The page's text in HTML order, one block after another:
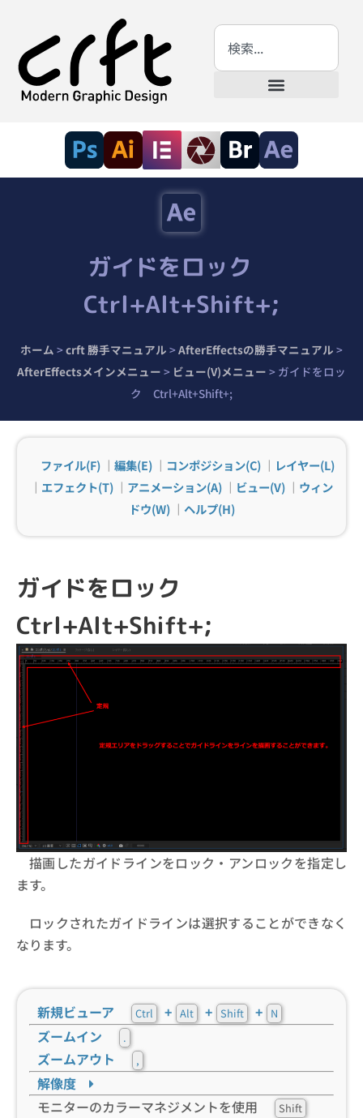
ガイドをロック
Ctrl+Alt+Shift+;
ホーム > crft 勝手マニュアル > AfterEffectsの勝手マニュアル >
AfterEffectsメインメニュー > ビュー(V)メニュー > ガイドをロッ
ク Ctrl+Alt+Shift+;
ファイル(F)｜ 編集(E)｜ コンポジション(C)｜ レイヤー(L)
｜ エフェクト(T) ｜ アニメーション(A) ｜ ビュー(V) ｜ ウィン
ドウ(W)｜ ヘルプ(H)
新規ビューア Ctrl + Alt + Shift + N
ズームイン .
ズームアウト ,
解像度
モニターのカラーマネジメントを使用
Shift
ガイドをロック
Ctrl+Alt+Shift+;
描画したガイドラインをロック・アンロックを指定し
ます。
ロックされたガイドラインは選択することができなく
なります。